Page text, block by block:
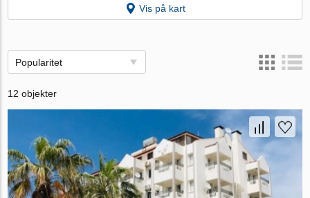
Vis på kart
Popularitet
12 objekter